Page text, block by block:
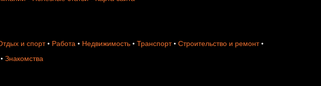
и спорт• Работа • Недвижимость • Транспорт• Строительство и ремонт•
• Знакомства